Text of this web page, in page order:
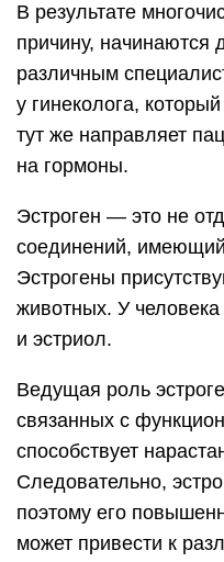
В результате
причину, начинаются
различным
у гинеколога,
тут же направляет
на гормоны.
Эстроген — это не
соединений,
Эстрогены
животных. У человека
и эстриол.
Ведущая роль
связанных с
способствует
Следовательно,
поэтому его
может привести к